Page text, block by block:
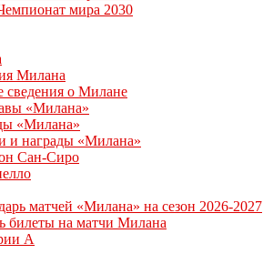
мира 2030
Милана
о Милане
«Милана»
«Милана»
и награды «Милана»
Сан-Сиро
матчей «Милана» на сезон 2026-2027
билеты на матчи Милана
А